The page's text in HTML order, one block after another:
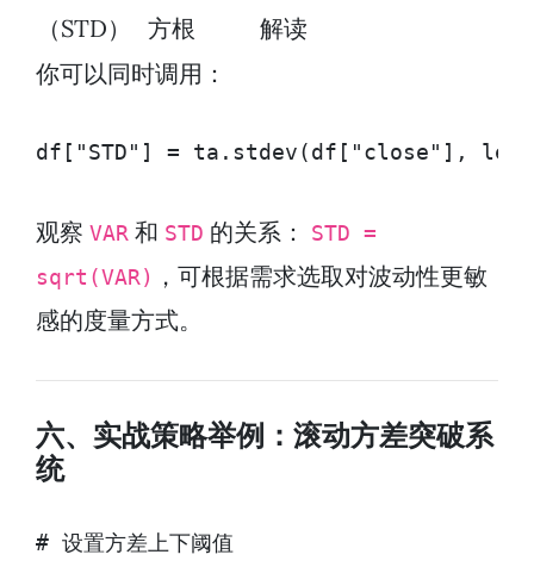
（STD）
方根
解读
你可以同时调用：
df["STD"] = ta.stdev(df["close"],
观察 VAR 和 STD 的关系：
STD =
sqrt(VAR)
，可根据需求选取对波动性更敏
感的度量方式。
六、实战策略举例：滚动方差突破系
统
# 设置方差上下阈值